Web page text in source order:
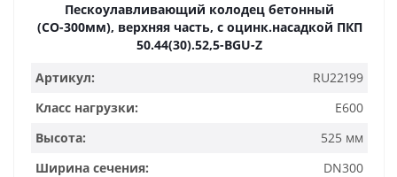
Пескоулавливающий колодец бетонный
(СО-300мм), верхняя часть, с оцинк.насадкой ПКП
50.44(30).52,5-BGU-Z
Артикул:
RU22199
Класс нагрузки:
E600
Высота:
525 мм
Ширина сечения:
DN300